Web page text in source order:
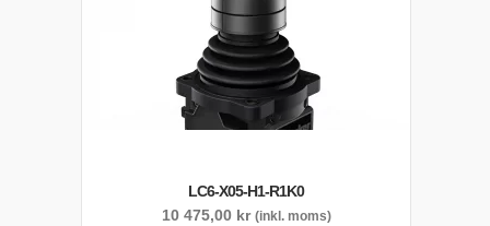
LC6-X05-H1-R1K0
10 475,00 kr (inkl. moms)